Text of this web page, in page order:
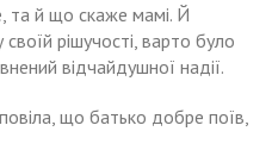
та й що скаже мамі. Й
рішучості, варто було
відчайдушної надії.
що батько добре поїв,